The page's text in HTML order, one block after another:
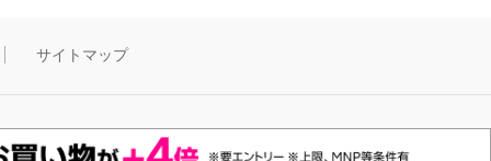
サイトマップ